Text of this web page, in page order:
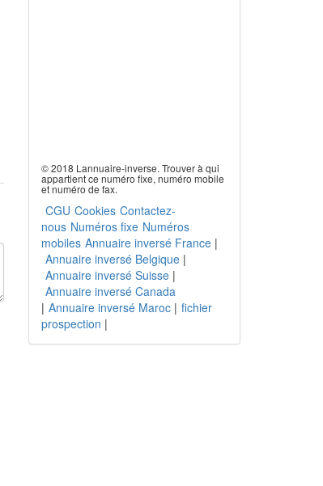
© 2018 Lannuaire-inverse. Trouver à qui
appartient ce numéro fixe, numéro mobile
et numéro de fax.
CGU Cookies Contactez-
nous Numéros fixe Numéros
mobiles Annuaire inversé France|
Annuaire inversé Belgique|
Annuaire inversé Suisse|
Annuaire inversé Canada
| Annuaire inversé Maroc| fichier
prospection |